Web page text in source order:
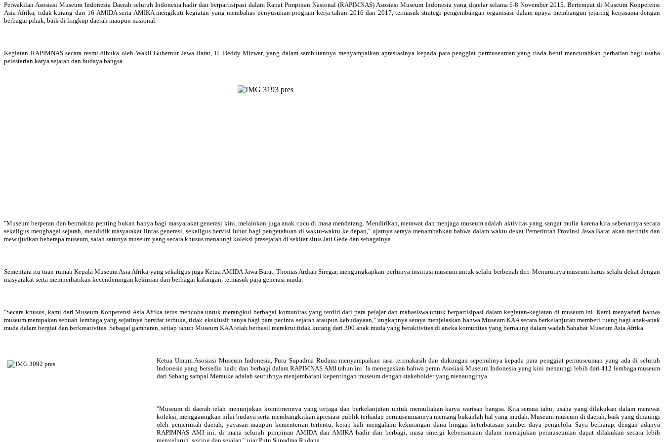
Perwakilan Asosiasi Museum Indonesia Daerah seluruh Indonesia hadir dan berpartisipasi dalam Rapat Pimpinan Nasional (RAPIMNAS) Asosiasi Museum Indonesia yang digelar selama 6-8 November 2015. Bertempat di Museum Konperensi
Asia Afrika, tidak kurang dari 16 AMIDA serta AMIKA mengikuti kegiatan yang membahas penyusunan program kerja tahun 2016 dan 2017, termasuk strategi pengembangan organisasi dalam upaya membangun jejaring kerjasama dengan
berbagai pihak, baik di lingkup daerah maupun nasional.
Kegiatan RAPIMNAS secara resmi dibuka oleh Wakil Gubernur Jawa Barat, H. Deddy Mizwar, yang dalam sambutannya menyampaikan apresiasinya kepada para penggiat permuseuman yang tiada henti mencurahkan perhatian bagi usaha
pelestarian karya sejarah dan budaya bangsa.
"Museum berperan dan bermakna penting bukan hanya bagi masyarakat generasi kini, melainkan juga anak cucu di masa mendatang. Mendirikan, merawat dan menjaga museum adalah aktivitas yang sangat mulia karena kita sebenarnya secara
sekaligus menghagai sejarah, mendidik masyarakat lintas generasi, sekaligus bervisi luhur bagi pengetahuan di waktu-waktu ke depan," ujarnya seraya menambahkan bahwa dalam waktu dekat Pemerintah Provinsi Jawa Barat akan merintis dan
mewujudkan beberapa museum, salah satunya museum yang secara khusus menaungi koleksi prasejarah di sekitar situs Jati Gede dan sebagainya.
Sementara itu tuan rumah Kepala Museum Asia Afrika yang sekaligus juga Ketua AMIDA Jawa Barat, Thomas Ardian Siregar, mengungkapkan perlunya institusi museum untuk selalu berbenah diri. Menurutnya museum harus selalu dekat dengan
masyarakat serta memperhatikan kecenderungan kekinian dari berbagai kalangan, termasuk para generasi muda.
"Secara khusus, kami dari Museum Konperensi Asia Afrika terus mencoba untuk merangkul berbagai komunitas yang terdiri dari para pelajar dan mahasiswa untuk berpartisipasi dalam kegiatan-kegiatan di museum ini. Kami menyadari bahwa
museum merupakan sebuah lembaga yang sejatinya bersifat terbuka, tidak eksklusif hanya bagi para pecinta sejarah ataupun kebudayaan," ungkapnya seraya menjelaskan bahwa Museum KAA secara berkelanjutan memberi ruang bagi anak-anak
muda dalam bergiat dan berkreativitas. Sebagai gambaran, setiap tahun Museum KAA telah berhasil merekrut tidak kurang dari 300 anak muda yang beraktivitas di aneka komunitas yang bernaung dalam wadah Sahabat Museum Asia Afrika.
Ketua Umum Asosiasi Museum Indonesia, Putu Supadma Rudana menyampaikan rasa terimakasih dan dukungan sepenuhnya kepada para penggiat permuseuman yang ada di seluruh
Indonesia yang bersedia hadir dan berbagi dalam RAPIMNAS AMI tahun ini. Ia menegaskan bahwa peran Asosiasi Museum Indonesia yang kini menaungi lebih dari 412 lembaga museum
dari Sabang sampai Merauke adalah seutuhnya menjembatani kepentingan museum dengan stakeholder yang menaunginya.
"Museum di daerah telah menunjukan komitmennya yang terjaga dan berkelanjutan untuk memuliakan karya warisan bangsa. Kita semua tahu, usaha yang dilakukan dalam merawat
koleksi, menggaungkan nilai budaya serta membangkitkan apresiasi publik terhadap permuseumannya memang bukanlah hal yang mudah. Museum-museum di daerah, baik yang dinaungi
oleh pemerintah daerah, yayasan maupun kementerian tertentu, kerap kali mengalami kekurangan dana hingga keterbatasan sumber daya pengelola. Saya berharap, dengan adanya
RAPIMNAS AMI ini, di mana seluruh pimpinan AMIDA dan AMIKA hadir dan berbagi, masa sinergi kebersamaan dalam memajukan permuseuman dapat dilakukan secara lebih
menyeluruh, seiring dan sejalan," ujar Putu Supadma Rudana.